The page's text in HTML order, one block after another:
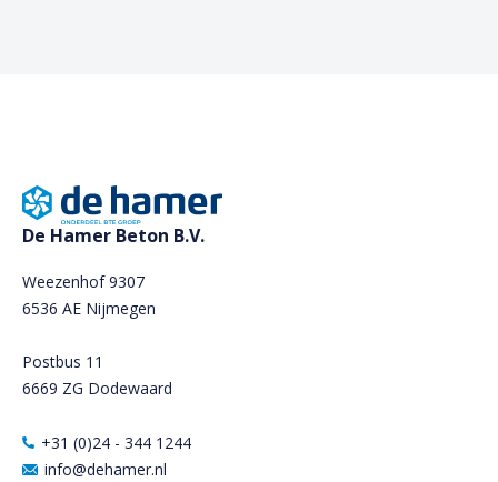
De Hamer Beton B.V.
Weezenhof 9307
6536 AE Nijmegen
Postbus 11
6669 ZG Dodewaard
+31 (0)24 - 344 1244
info@dehamer.nl